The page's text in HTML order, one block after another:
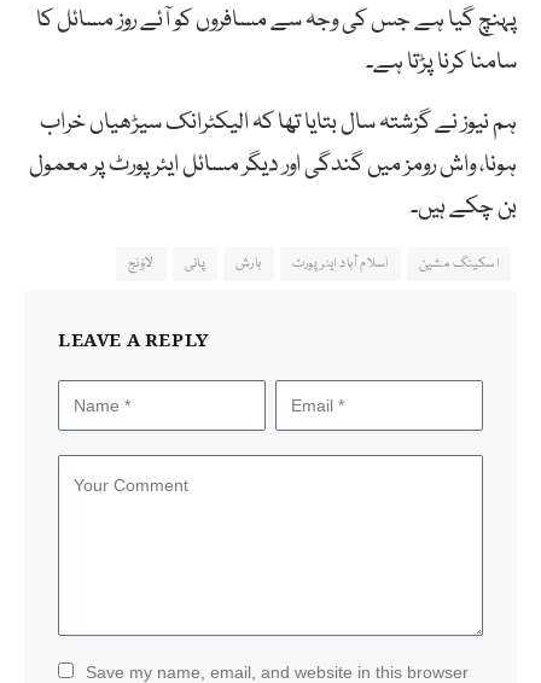
پہنچ گیا ہے جس کی وجہ سے مسافروں کو آئے روز مسائل کا
سامنا کرنا پڑتا ہے۔
ہم نیوز نے گزشتہ سال بتایا تھا کہ الیکٹرانک سیڑھیاں خراب
ہونا، واش رومز میں گندگی اور دیگر مسائل ایئرپورٹ پر معمول
بن چکے ہیں۔
اسکینگ مشین اسلام آباد ایئرپورٹ بارش پانی لاؤنج
LEAVE A REPLY
Save my name, email, and website in this browser